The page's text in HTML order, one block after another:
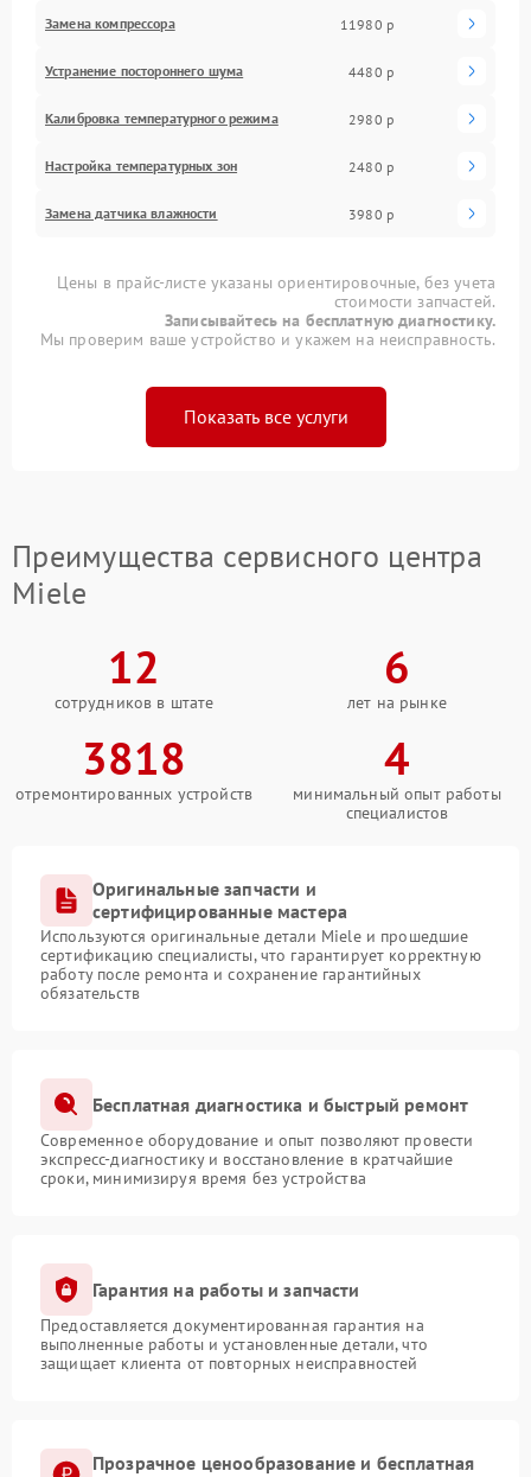
Замена компрессора 11980 р
Устранение постороннего шума 4480 р
Калибровка температурного режима 2980 р
Настройка температурных зон 2480 р
Замена датчика влажности 3980 р
Цены в прайс-листе указаны ориентировочные, без учета
стоимости запчастей.
Записывайтесь на бесплатную диагностику.
Мы проверим ваше устройство и укажем на неисправность.
Показать все услуги
Преимущества сервисного центра
Miele
12
сотрудников в штате
6
лет на рынке
3818
отремонтированных устройств
4
минимальный опыт работы
специалистов
Оригинальные запчасти и
сертифицированные мастера
Используются оригинальные детали Miele и прошедшие
сертификацию специалисты, что гарантирует корректную
работу после ремонта и сохранение гарантийных
обязательств
Бесплатная диагностика и быстрый ремонт
Современное оборудование и опыт позволяют провести
экспресс-диагностику и восстановление в кратчайшие
сроки, минимизируя время без устройства
Гарантия на работы и запчасти
Предоставляется документированная гарантия на
выполненные работы и установленные детали, что
защищает клиента от повторных неисправностей
Прозрачное ценообразование и бесплатная